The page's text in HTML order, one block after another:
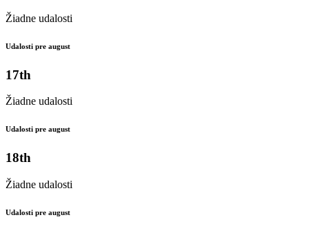
Žiadne udalosti
Udalosti pre august
17th
Žiadne udalosti
Udalosti pre august
18th
Žiadne udalosti
Udalosti pre august